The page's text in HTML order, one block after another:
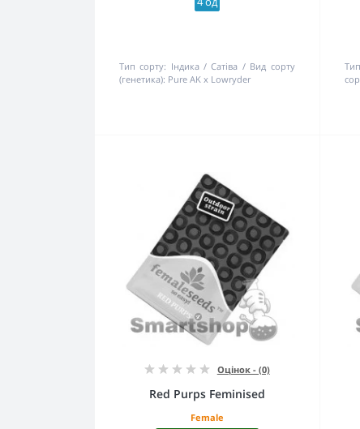
Тип сорту: Індика / Сатіва
Вид сорту
(генетика): Pure AK x Lowryder
Оцінок - (0)
Red Purps Feminised
Female